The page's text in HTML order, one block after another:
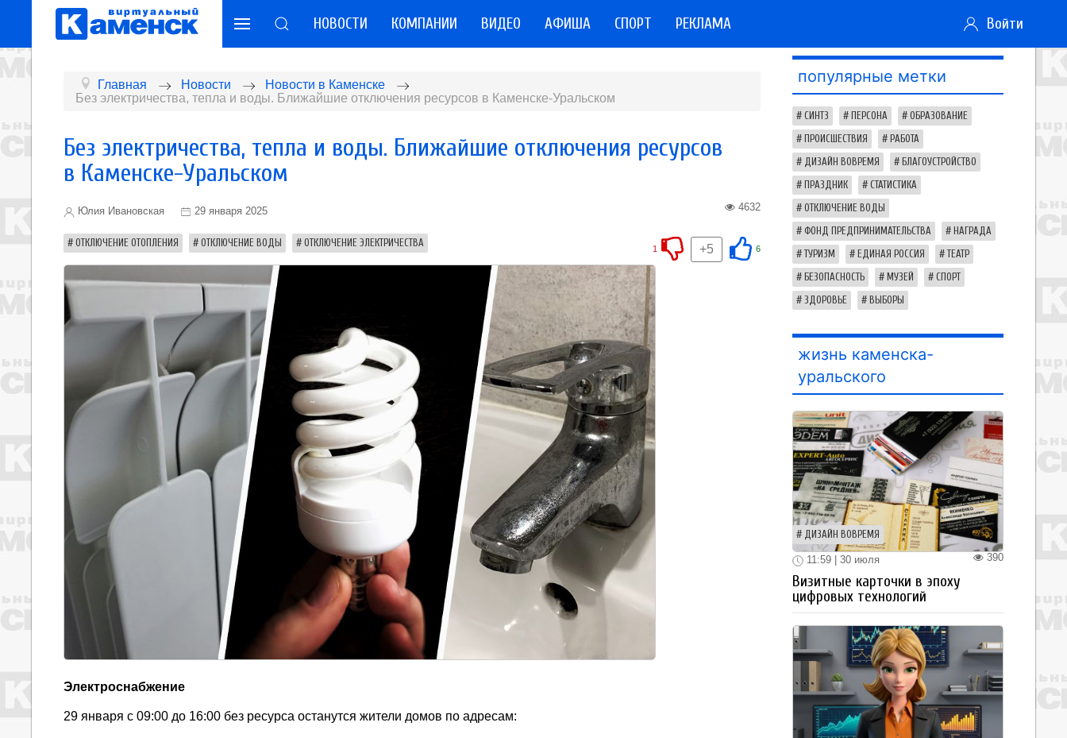
НОВОСТИ КОМПАНИИ ВИДЕО АФИША СПОРТ РЕКЛАМА Войти
Главная Новости
Новости в Каменске
Без электричества, тепла и воды. Ближайшие отключения ресурсов в Каменске-Уральском
Без электричества, тепла и воды. Ближайшие отключения ресурсов
в Каменске-Уральском
Юлия Ивановская 29 января 2025 4632
ОТКЛЮЧЕНИЕ ОТОПЛЕНИЯ ОТКЛЮЧЕНИЕ ВОДЫ ОТКЛЮЧЕНИЕ ЭЛЕКТРИЧЕСТВА 6
+5
1
Электроснабжение
29 января с 09:00 до 16:00 без ресурса останутся жители домов по адресам:
популярные метки
СИНТЗ ПЕРСОНА ОБРАЗОВАНИЕ
ПРОИСШЕСТВИЯ РАБОТА
ДИЗАЙН ВОВРЕМЯ БЛАГОУСТРОЙСТВО
ПРАЗДНИК СТАТИСТИКА
ОТКЛЮЧЕНИЕ ВОДЫ
ФОНД ПРЕДПРИНИМАТЕЛЬСТВА НАГРАДА
ТУРИЗМ ЕДИНАЯ РОССИЯ ТЕАТР
БЕЗОПАСНОСТЬ МУЗЕЙ СПОРТ
ЗДОРОВЬЕ ВЫБОРЫ
жизнь каменска-
уральского
ДИЗАЙН ВОВРЕМЯ
390
11:59 | 30 июля
Визитные карточки в эпоху
цифровых технологий